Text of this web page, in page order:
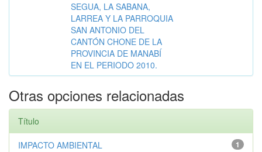
SEGUA, LA SABANA,
LARREA Y LA PARROQUIA
SAN ANTONIO DEL
CANTÓN CHONE DE LA
PROVINCIA DE MANABÍ
EN EL PERIODO 2010.
Otras opciones relacionadas
Título
1
IMPACTO AMBIENTAL